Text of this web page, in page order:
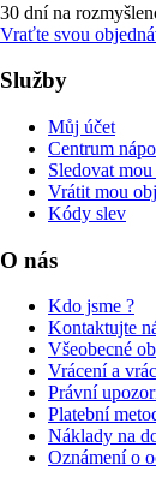
30 dní na
Vraťte svou
Služby
Můj účet
Centrum
Sledovat
Vrátit mou
Kódy slev
O nás
Kdo jsme ?
Kontaktujte
Všeobecné
Vrácení a
Právní
Platební
Náklady na
Oznámení o